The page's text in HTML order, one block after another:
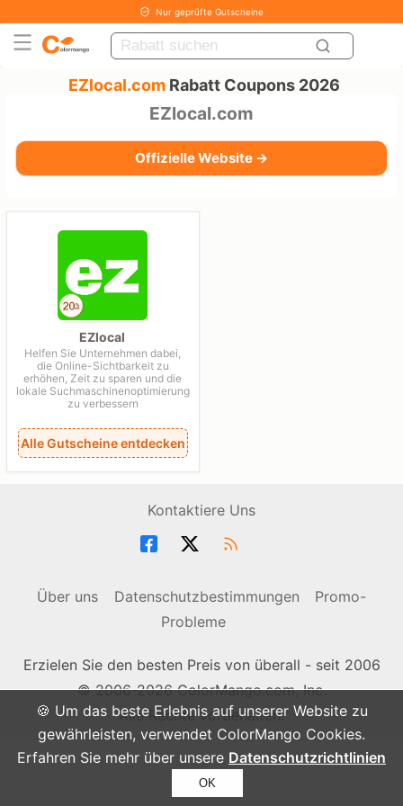
🍪 Um das beste Erlebnis auf unserer Website zu
gewährleisten, verwendet ColorMango Cookies.
Erfahren Sie mehr über unsere Datenschutzrichtlinien
OK
Nur geprüfte Gutscheine
EZlocal.com Rabatt Coupons 2026
EZlocal.com
Offizielle Website →
EZlocal
Helfen Sie Unternehmen dabei,
die Online-Sichtbarkeit zu
erhöhen, Zeit zu sparen und die
lokale Suchmaschinenoptimierung
zu verbessern
Alle Gutscheine entdecken
Kontaktiere Uns
Über uns Datenschutzbestimmungen
Promo-
Probleme
Erzielen Sie den besten Preis von überall - seit 2006
© 2006-2026 ColorMango.com, Inc.
Alle Rechte vorbehalten.